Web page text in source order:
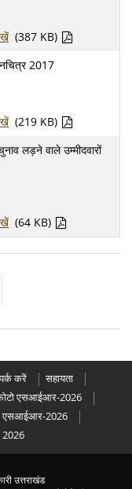
(387 KB)
2017
(219 KB)
लड़ने वाले उम्मीदवारों
(64 KB)
करें
सहायता
एसआईआर-2026
एसआईआर-2026
उत्तराखंड